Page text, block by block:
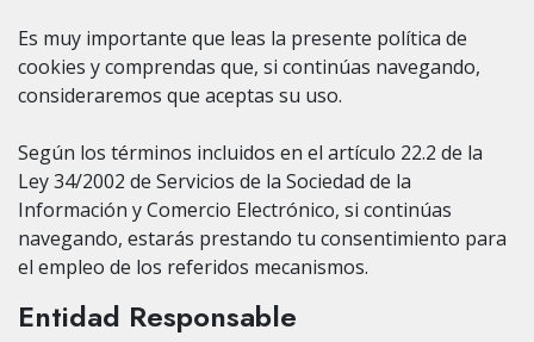
Es muy importante que leas la presente política de
cookies y comprendas que, si continúas navegando,
consideraremos que aceptas su uso.
Según los términos incluidos en el artículo 22.2 de la
Ley 34/2002 de Servicios de la Sociedad de la
Información y Comercio Electrónico, si continúas
navegando, estarás prestando tu consentimiento para
el empleo de los referidos mecanismos.
Entidad Responsable